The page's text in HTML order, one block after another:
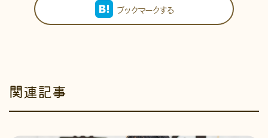
ブックマークする
関連記事